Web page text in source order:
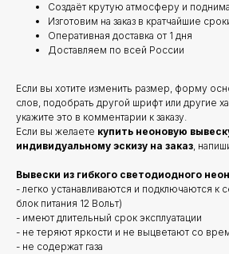
Создаёт крутую атмосферу и
Изготовим на заказ в кратчайшие
Оперативная доставка от 1 дня
Доставляем по всей России
Если вы хотите изменить размер, форму
слов, подобрать другой шрифт или другие
укажите это в комментарии к заказу.
Если вы желаете купить неоновую
индивидуальному эскизу на заказ,
Вывески из гибкого светодиодного
- легко устанавливаются и подключаются к
блок питания 12 Вольт)
- имеют длительный срок эксплуатации
- не теряют яркости и не выцветают со
- не содержат газа